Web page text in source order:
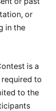
or
in the
is a
to
to the